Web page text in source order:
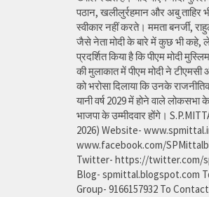
पठान, खलीलुर्रहमान और अबु ताहिर
स्वीकार नहीं करते। ममता बनर्जी,
जैसे नेता मोदी के बारे में कुछ भी कहे,
प्रदर्शित किया है कि पीएम मोदी
की मुलाकात में पीएम मोदी ने
को भरोसा दिलाया कि उनके
यानी वर्ष 2029 में होने वाले
भाजपा के उम्मीदवार होंगे।
2026) Website-
www.facebook.com/
Twitter- https://twitter.com/
Blog- spmittal.blogspot.com
Group- 9166157932 To